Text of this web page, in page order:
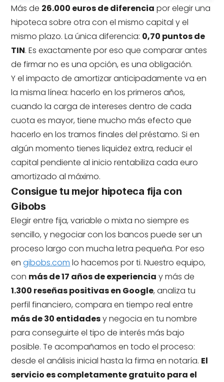
Más de 26.000 euros de diferencia por elegir una
hipoteca sobre otra con el mismo capital y el
mismo plazo. La única diferencia: 0,70 puntos de
TIN. Es exactamente por eso que comparar antes
de firmar no es una opción, es una obligación.
Y el impacto de amortizar anticipadamente va en
la misma línea: hacerlo en los primeros años,
cuando la carga de intereses dentro de cada
cuota es mayor, tiene mucho más efecto que
hacerlo en los tramos finales del préstamo. Si en
algún momento tienes liquidez extra, reducir el
capital pendiente al inicio rentabiliza cada euro
amortizado al máximo.
Consigue tu mejor hipoteca fija con
Gibobs
Elegir entre fija, variable o mixta no siempre es
sencillo, y negociar con los bancos puede ser un
proceso largo con mucha letra pequeña. Por eso
engibobs.com lo hacemos por ti. Nuestro equipo,
con más de 17 años de experiencia y más de
1.300 reseñas positivas en Google, analiza tu
perfil financiero, compara en tiempo real entre
más de 30 entidadesy negocia en tu nombre
para conseguirte el tipo de interés más bajo
posible. Te acompañamos en todo el proceso:
desde el análisis inicial hasta la firma en notaría. El
servicio es completamente gratuito para el